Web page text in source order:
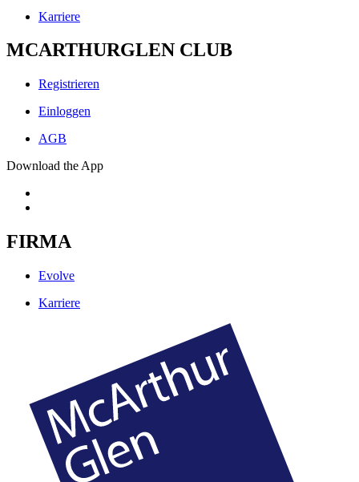
Karriere
MCARTHURGLEN CLUB
Registrieren
Einloggen
AGB
Download the App
FIRMA
Evolve
Karriere